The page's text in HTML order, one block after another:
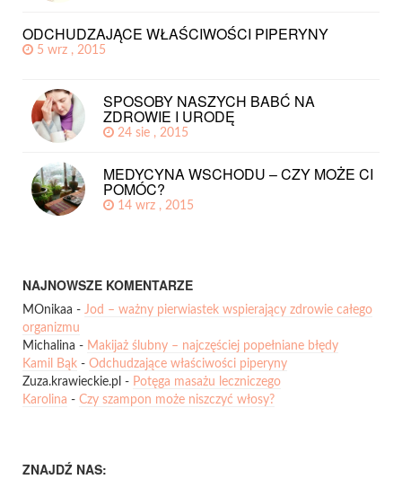
ODCHUDZAJĄCE WŁAŚCIWOŚCI PIPERYNY
5 wrz , 2015
SPOSOBY NASZYCH BABĆ NA
ZDROWIE I URODĘ
24 sie , 2015
MEDYCYNA WSCHODU – CZY MOŻE CI
POMÓC?
14 wrz , 2015
NAJNOWSZE KOMENTARZE
MOnikaa - Jod – ważny pierwiastek wspierający zdrowie całego
organizmu
Michalina - Makijaż ślubny – najczęściej popełniane błędy
Kamil Bąk - Odchudzające właściwości piperyny
Zuza.krawieckie.pl - Potęga masażu leczniczego
Karolina - Czy szampon może niszczyć włosy?
ZNAJDŹ NAS: